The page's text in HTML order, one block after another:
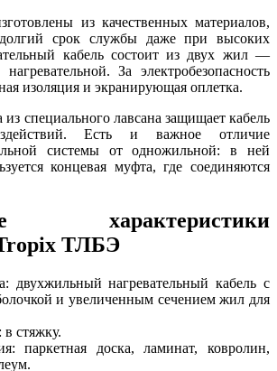
из качественных материалов,
срок службы даже при высоких
кабель состоит из двух жил —
За электробезопасность
изоляция и экранирующая оплетка.
специального лавсана защищает кабель
Есть и важное отличие
системы от одножильной: в ней
концевая муфта, где соединяются
характеристики
ТЛБЭ
двухжильный нагревательный кабель с
и увеличенным сечением жил для
стяжку.
паркетная доска, ламинат, ковролин,